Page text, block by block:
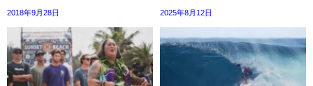
2018年9月28日 2025年8月12日